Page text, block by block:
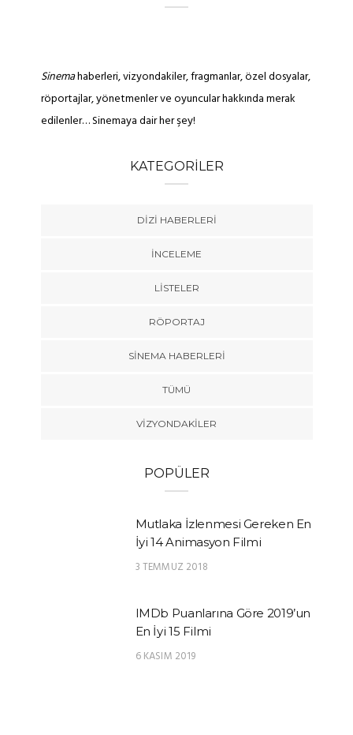
Sinemahaberleri, vizyondakiler, fragmanlar, özel dosyalar,
röportajlar, yönetmenler ve oyuncular hakkında merak
edilenler… Sinemaya dair her şey!
KATEGORILER
DIZI HABERLERI
İNCELEME
LISTELER
RÖPORTAJ
SINEMA HABERLERI
TÜMÜ
VIZYONDAKILER
POPÜLER
Mutlaka İzlenmesi Gereken En
İyi 14 Animasyon Filmi
3 TEMMUZ 2018
IMDb Puanlarına Göre 2019’un
En İyi 15 Filmi
6 KASIM 2019